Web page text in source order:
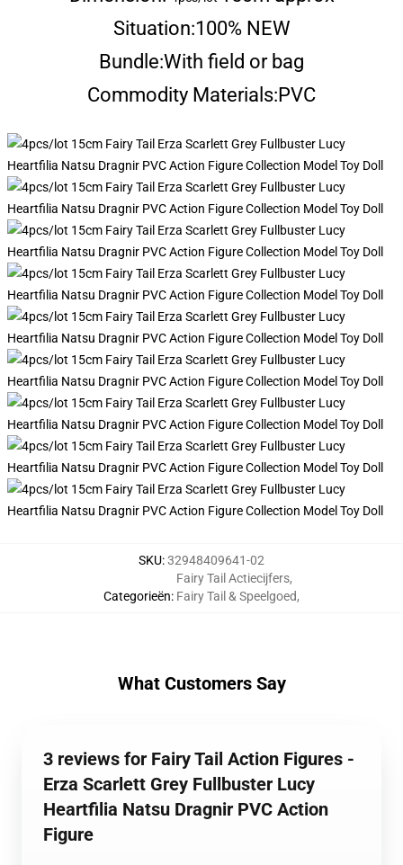
Situation:100% NEW
Bundle:With field or bag
Commodity Materials:PVC
SKU:32948409641-02
Categorieën:
Fairy Tail Actiecijfers,
Fairy Tail & Speelgoed,
What Customers Say
3 reviews for Fairy Tail Action Figures -
Erza Scarlett Grey Fullbuster Lucy
Heartfilia Natsu Dragnir PVC Action
Figure